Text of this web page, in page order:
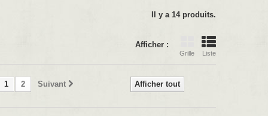
Il y a 14 produits.
Afficher :
Grille Liste
Afficher tout
1 2 Suivant